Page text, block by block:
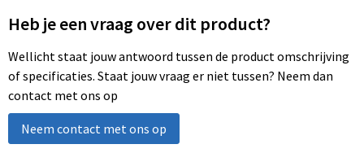
Heb je een vraag over dit product?
Wellicht staat jouw antwoord tussen de product omschrijving
of specificaties. Staat jouw vraag er niet tussen? Neem dan
contact met ons op
Neem contact met ons op